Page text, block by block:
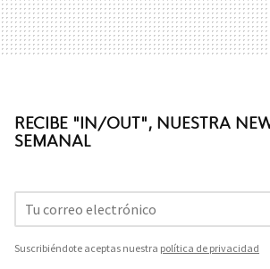
RECIBE "IN/OUT", NUESTRA
SEMANAL
Suscribiéndote aceptas nuestra política de privacidad